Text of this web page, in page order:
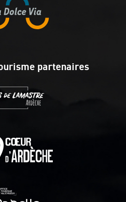
partenaires